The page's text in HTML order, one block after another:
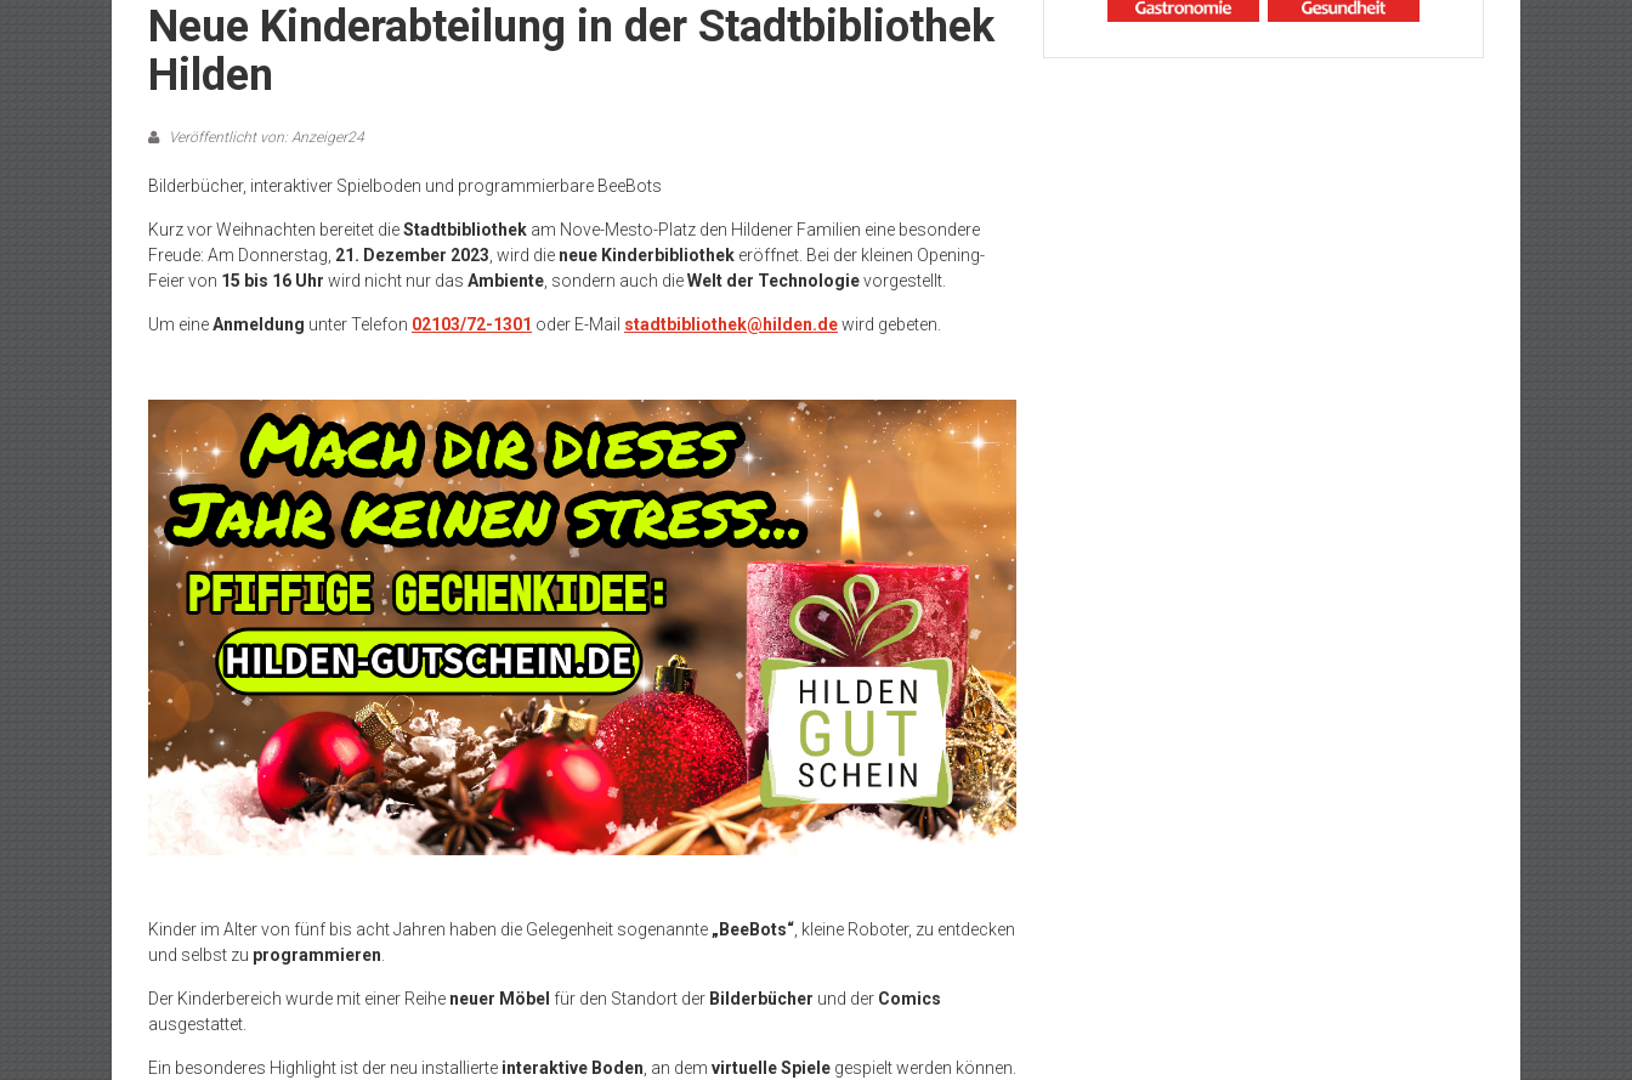
Neue Kinderabteilung in der Stadtbibliothek
Hilden
Veröffentlicht von: Anzeiger24
Bilderbücher, interaktiver Spielboden und programmierbare BeeBots
Kurz vor Weihnachten bereitet dieStadtbibliothek am Nove-Mesto-Platz den Hildener Familien eine besondere
Freude: Am Donnerstag, 21. Dezember 2023 , wird die neue Kinderbibliothek eröffnet. Bei der kleinen Opening-
Feier von 15 bis 16 Uhr wird nicht nur das Ambiente , sondern auch dieWelt der Technologievorgestellt.
Um eineAnmeldung unter Telefon 02103/72-1301 oder E-Mail stadtbibliothek@hilden.dewird gebeten.
Kinder im Alter von fünf bis acht Jahren haben die Gelegenheit sogenannte „BeeBots“, kleine Roboter, zu entdecken
und selbst zu programmieren.
Der Kinderbereich wurde mit einer Reihe neuer Möbel für den Standort der Bilderbücher und der Comics
ausgestattet.
Ein besonderes Highlight ist der neu installierte interaktive Boden, an dem virtuelle Spiele gespielt werden können.